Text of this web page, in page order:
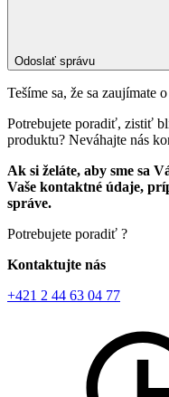
Odoslať správu
Tešíme sa, že sa zaujímate
Potrebujete poradiť, zistiť
produktu? Neváhajte nás
Ak si želáte, aby sme sa
Vaše kontaktné údaje,
správe.
Potrebujete poradiť ?
Kontaktujte nás
+421 2 44 63 04 77